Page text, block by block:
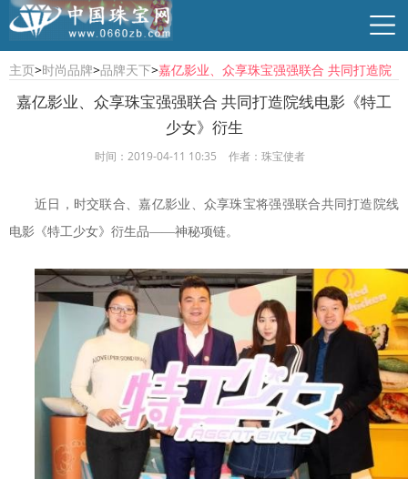
珠宝资讯 商贸供求
主页>时尚品牌>品牌天下>嘉亿影业、众享珠宝强强联合 共同打造院
线电影《特工少女》衍生
嘉亿影业、众享珠宝强强联合 共同打造院线电影《特工
少女》衍生
时间：2019-04-11 10:35 作者：珠宝使者
近日，时交联合、嘉亿影业、众享珠宝将强强联合共同打造院线
电影《特工少女》衍生品——神秘项链。